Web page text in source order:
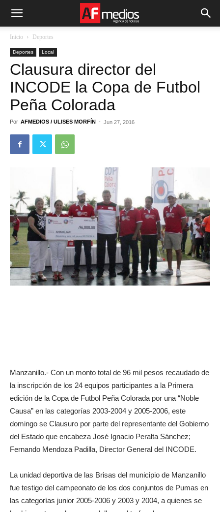
Inicio Deportes
Deportes Local
Clausura director del
INCODE la Copa de Futbol
Peña Colorada
Por AFMEDIOS / ULISES MORFÍN - Jun 27, 2016
Manzanillo.- Con un monto total de 96 mil pesos recaudado de
la inscripción de los 24 equipos participantes a la Primera
edición de la Copa de Futbol Peña Colorada por una “Noble
Causa” en las categorías 2003-2004 y 2005-2006, este
domingo se Clausuro por parte del representante del Gobierno
del Estado que encabeza José Ignacio Peralta Sánchez;
Fernando Mendoza Padilla, Director General del INCODE.
La unidad deportiva de las Brisas del municipio de Manzanillo
fue testigo del campeonato de los dos conjuntos de Pumas en
las categorías junior 2005-2006 y 2003 y 2004, a quienes se